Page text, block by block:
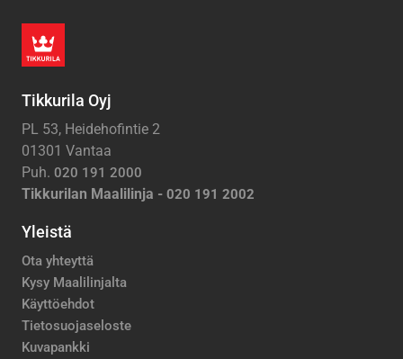
Tikkurila Oyj
PL 53, Heidehofintie 2
01301 Vantaa
Puh. 020 191 2000
Tikkurilan Maalilinja - 020 191 2002
Yleistä
Ota yhteyttä
Kysy Maalilinjalta
Käyttöehdot
Tietosuojaseloste
Kuvapankki